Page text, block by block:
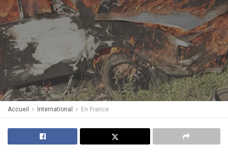
Accueil International En France